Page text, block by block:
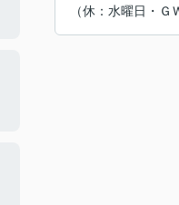
（休：水曜日・Ｇ